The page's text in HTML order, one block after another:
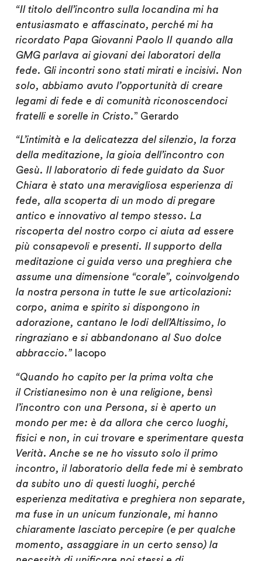
“Il titolo dell’incontro sulla locandina mi ha
entusiasmato e affascinato, perché mi ha
ricordato Papa Giovanni Paolo II quando alla
GMG parlava ai giovani dei laboratori della
fede. Gli incontri sono stati mirati e incisivi. Non
solo, abbiamo avuto l’opportunità di creare
legami di fede e di comunità riconoscendoci
fratelli e sorelle in Cristo.” Gerardo
“L’intimità e la delicatezza del silenzio, la forza
della meditazione, la gioia dell’incontro con
Gesù. Il laboratorio di fede guidato da Suor
Chiara è stato una meravigliosa esperienza di
fede, alla scoperta di un modo di pregare
antico e innovativo al tempo stesso. La
riscoperta del nostro corpo ci aiuta ad essere
più consapevoli e presenti. Il supporto della
meditazione ci guida verso una preghiera che
assume una dimensione “corale”, coinvolgendo
la nostra persona in tutte le sue articolazioni:
corpo, anima e spirito si dispongono in
adorazione, cantano le lodi dell’Altissimo, lo
ringraziano e si abbandonano al Suo dolce
abbraccio.”Iacopo
“Quando ho capito per la prima volta che
il Cristianesimo non è una religione, bensì
l’incontro con una Persona, si è aperto un
mondo per me: è da allora che cerco luoghi,
fisici e non, in cui trovare e sperimentare questa
Verità. Anche se ne ho vissuto solo il primo
incontro, il laboratorio della fede mi è sembrato
da subito uno di questi luoghi, perché
esperienza meditativa e preghiera non separate,
ma fuse in un unicum funzionale, mi hanno
chiaramente lasciato percepire (e per qualche
momento, assaggiare in un certo senso) la